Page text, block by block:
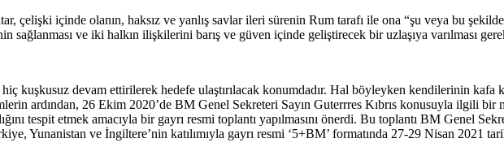
içinde olanın, haksız ve yanlış savlar ileri sürenin Rum tarafı ile ona “şu veya bu
ve iki halkın ilişkilerini barış ve güven içinde geliştirecek bir uzlaşıya varılması
kuşkusuz devam ettirilerek hedefe ulaştırılacak konumdadır. Hal böyleyken kendilerinin kafa
ardından, 26 Ekim 2020’de BM Genel Sekreteri Sayın Guterrres Kıbrıs konusuyla ilgili
tespit etmek amacıyla bir gayrı resmi toplantı yapılmasını önerdi. Bu toplantı BM Genel
Yunanistan ve İngiltere’nin katılımıyla gayrı resmi ‘5+BM’ formatında 27-29 Nisan 2021